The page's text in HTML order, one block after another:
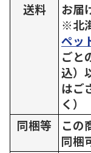
送料
お届
※北
ペッ
ごと
込）
はご
く）
同梱等
この
同梱